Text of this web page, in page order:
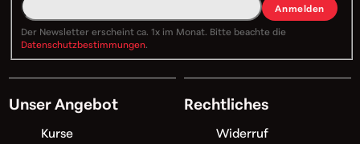
Anmelden
Der Newsletter erscheint ca. 1x im Monat. Bitte beachte die
Datenschutzbestimmungen.
Unser Angebot
Kurse
Rechtliches
Widerruf